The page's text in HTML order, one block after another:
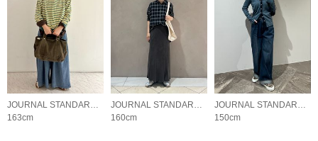
163cm
160cm
150cm